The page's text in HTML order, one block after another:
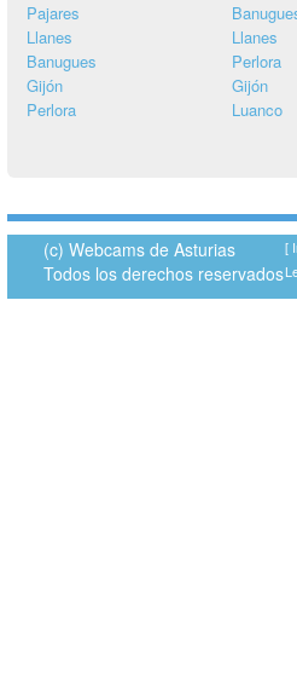
Pajares
Llanes
Banugues
Gijón
Perlora
Llanes
Perlora
Gijón
Luanco
(c) Webcams de Asturias
Todos los derechos reservados
[